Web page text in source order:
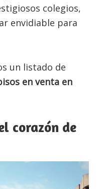
colegios,
envidiable para
un listado de
en venta en
corazón de